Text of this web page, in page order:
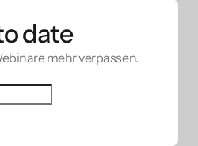
date
mehr verpassen.